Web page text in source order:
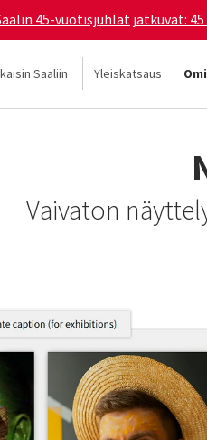
45-vuotisjuhlat jatkuvat:
Saaliin Yleiskatsaus
Vaivaton